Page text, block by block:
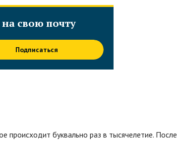
свою почту
Подписаться
происходит буквально раз в тысячелетие. После